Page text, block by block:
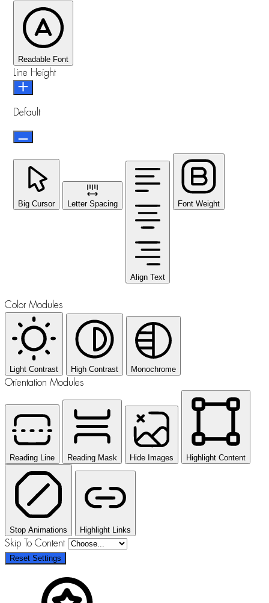
Readable Font
Line Height
Default
Big Cursor Letter Spacing
Align Text
Font Weight
Color Modules
Light Contrast High Contrast Monochrome
Orientation Modules
Reading Line Reading Mask Hide Images Highlight Content
Stop Animations Highlight Links
Skip To Content
Reset Settings